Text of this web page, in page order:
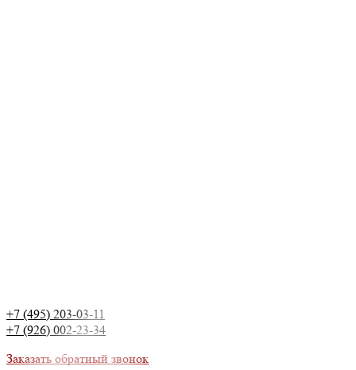
+7 (495) 203-03-11
+7 (926) 002-23-34
Заказать обратный звонок